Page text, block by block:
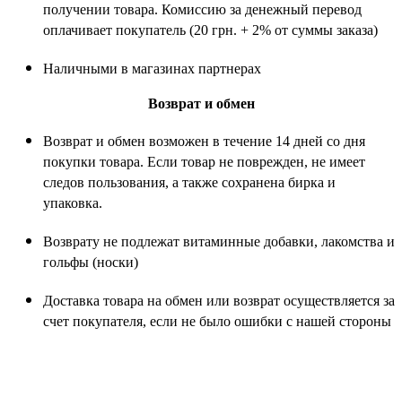
получении товара. Комиссию за денежный перевод
оплачивает покупатель (20 грн. + 2% от суммы заказа)
Наличными в магазинах партнерах
Возврат и обмен
Возврат и обмен возможен в течение 14 дней со дня
покупки товара. Если товар не поврежден, не имеет
следов пользования, а также сохранена бирка и
упаковка.
Возврату не подлежат витаминные добавки, лакомства и
гольфы (носки)
Доставка товара на обмен или возврат осуществляется за
счет покупателя, если не было ошибки с нашей стороны